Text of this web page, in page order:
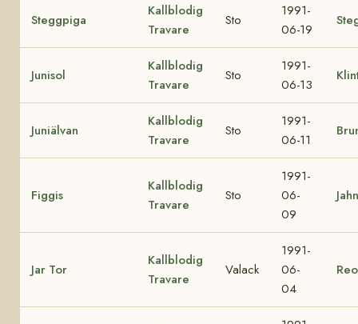
Steggpiga
Kallblodig
Travare
Sto
1991-
06-19
Junisol
Kallblodig
Travare
Sto
1991-
06-13
Juniälvan
Kallblodig
Travare
Sto
1991-
06-11
Figgis
Kallblodig
Travare
Sto
1991-
06-
09
Jar Tor
Kallblodig
Travare
Valack
1991-
06-
04